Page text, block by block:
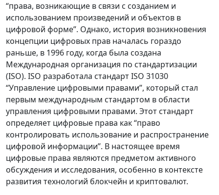
“права, возникающие в связи с созданием и
использованием произведений и объектов в
цифровой форме”. Однако, история возникновения
концепции цифровых прав началась гораздо
раньше, в 1996 году, когда была создана
Международная организация по стандартизации
(ISO). ISO разработала стандарт ISO 31030
“Управление цифровыми правами”, который стал
первым международным стандартом в области
управления цифровыми правами. Этот стандарт
определяет цифровые права как “право
контролировать использование и распространение
цифровой информации”. В настоящее время
цифровые права являются предметом активного
обсуждения и исследования, особенно в контексте
развития технологий блокчейн и криптовалют.